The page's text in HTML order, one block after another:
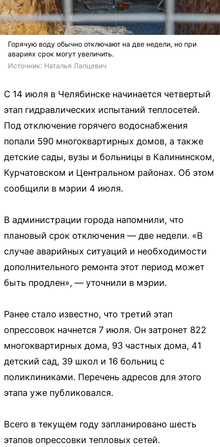
Горячую воду обычно отключают на две недели, но при
авариях срок могут увеличить.
Источник: Наталья Лапцевич
С 14 июля в Челябинске начинается четвертый
этап гидравлических испытаний теплосетей.
Под отключение горячего водоснабжения
попали 590 многоквартирных домов, а также
детские сады, вузы и больницы в Калининском,
Курчатовском и Центральном районах. Об этом
сообщили в мэрии 4 июля.
В администрации города напомнили, что
плановый срок отключения — две недели. «В
случае аварийных ситуаций и необходимости
дополнительного ремонта этот период может
быть продлен», — уточнили в мэрии.
Ранее стало известно, что третий этап
опрессовок начнется 7 июля. Он затронет 822
многоквартирных дома, 93 частных дома, 41
детский сад, 39 школ и 16 больниц с
поликлиниками. Перечень адресов для этого
этапа уже публиковался.
Всего в текущем году запланировано шесть
этапов опрессовки тепловых сетей.